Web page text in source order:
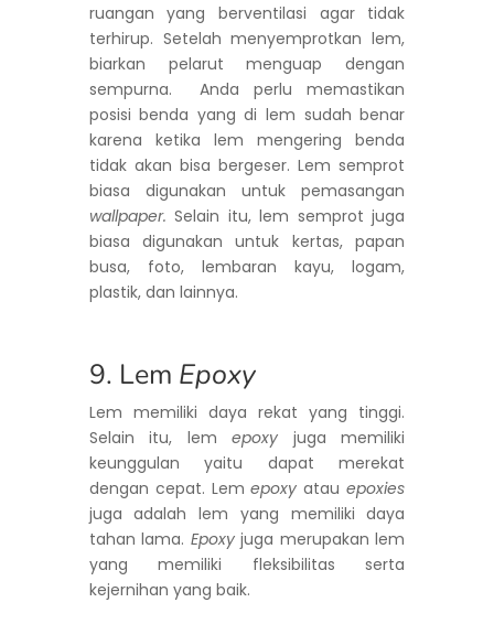
ruangan yang berventilasi agar tidak
terhirup. Setelah menyemprotkan lem,
biarkan pelarut menguap dengan
sempurna. Anda perlu memastikan
posisi benda yang di lem sudah benar
karena ketika lem mengering benda
tidak akan bisa bergeser. Lem semprot
biasa digunakan untuk pemasangan
wallpaper. Selain itu, lem semprot juga
biasa digunakan untuk kertas, papan
busa, foto, lembaran kayu, logam,
plastik, dan lainnya.
9. Lem Epoxy
Lem memiliki daya rekat yang tinggi.
Selain itu, lemepoxy juga memiliki
keunggulan yaitu dapat merekat
dengan cepat. Lemepoxy atauepoxies
juga adalah lem yang memiliki daya
tahan lama. Epoxyjuga merupakan lem
yang memiliki fleksibilitas serta
kejernihan yang baik.